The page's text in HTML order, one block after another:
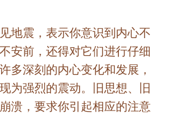
地震，表示你意识到内心不
安前，还得对它们进行仔细
多深刻的内心变化和发展，
为强烈的震动。旧思想、旧
溃，要求你引起相应的注意